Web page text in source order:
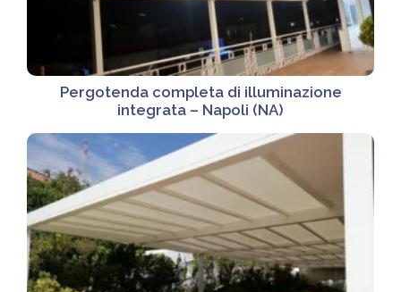
Pergotenda completa di illuminazione
integrata – Napoli (NA)